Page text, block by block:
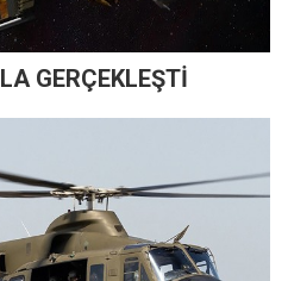
GERÇEKLEŞTİ